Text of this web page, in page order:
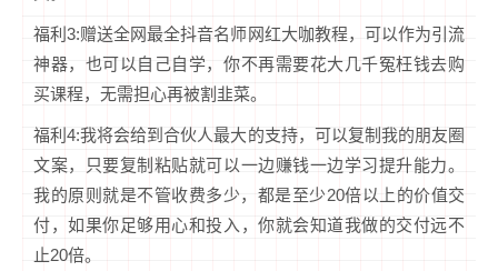
福利3:赠送全网最全抖音名师网红大咖教程，可以作为引流
神器，也可以自己自学，你不再需要花大几千冤枉钱去购
买课程，无需担心再被割韭菜。
福利4:我将会给到合伙人最大的支持，可以复制我的朋友圈
文案，只要复制粘贴就可以一边赚钱一边学习提升能力。
我的原则就是不管收费多少，都是至少20倍以上的价值交
付，如果你足够用心和投入，你就会知道我做的交付远不
止20倍。